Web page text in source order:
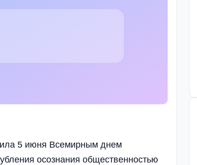
5 июня Всемирным днем
осознания общественностью